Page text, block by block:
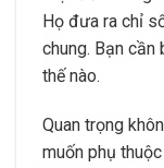
Họ đưa ra chỉ
chung. Bạn
thế nào.
Quan trọng
muốn phụ